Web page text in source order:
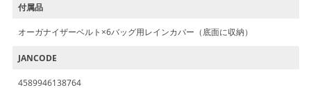
付属品
オーガナイザーベルト×6バッグ用レインカバー（底面に収納）
JANCODE
4589946138764